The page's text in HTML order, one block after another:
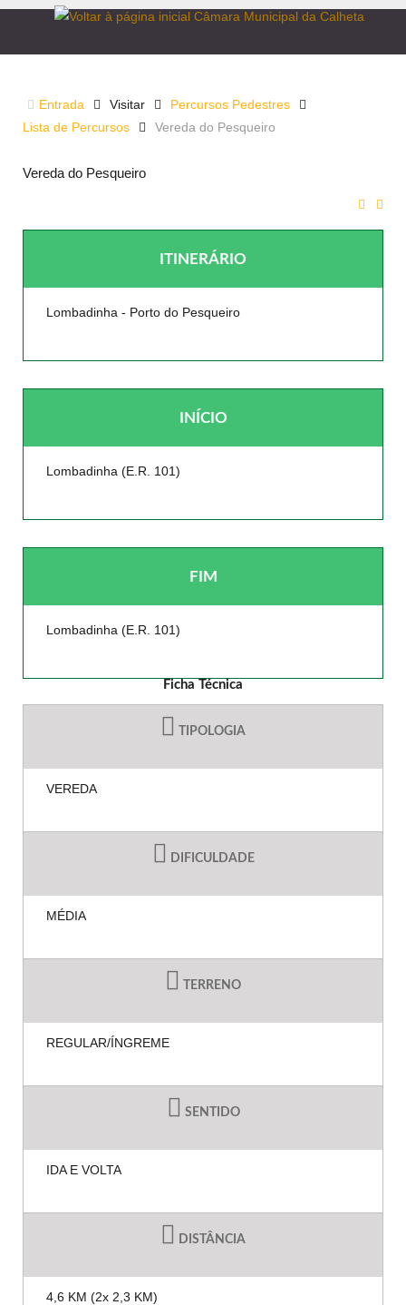
VEREDA DO PESQUEIRO
Entrada Visitar
Percursos Pedestres
Lista de Percursos
Vereda do Pesqueiro
Vereda do Pesqueiro
ITINERÁRIO
Lombadinha - Porto do Pesqueiro
INÍCIO
Lombadinha (E.R. 101)
FIM
Lombadinha (E.R. 101)
Ficha Técnica
TIPOLOGIA
VEREDA
DIFICULDADE
MÉDIA
TERRENO
REGULAR/ÍNGREME
SENTIDO
IDA E VOLTA
DISTÂNCIA
4,6 KM (2x 2,3 KM)